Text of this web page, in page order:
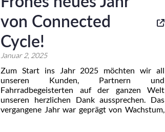
von Connected
Cycle!
Januar 2, 2025
Zum Start ins Jahr 2025 möchten wir all
unseren Kunden, Partnern und
Fahrradbegeisterten auf der ganzen Welt
unseren herzlichen Dank aussprechen. Das
vergangene Jahr war geprägt von Wachstum,